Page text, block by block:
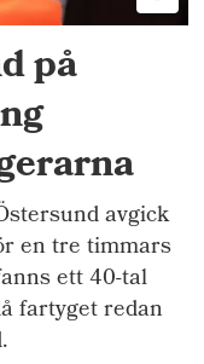
på
avgick
en tre timmars
ett 40-tal
fartyget redan